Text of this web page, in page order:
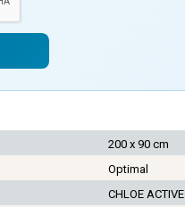
200 x 90 cm
Optimal
CHLOE ACTIVE